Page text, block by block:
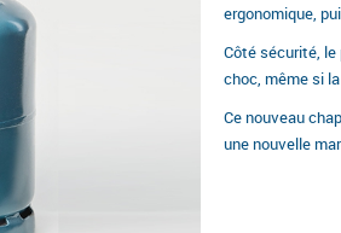
ergonomique,
Côté sécurité,
choc, même si
Ce nouveau
une nouvelle